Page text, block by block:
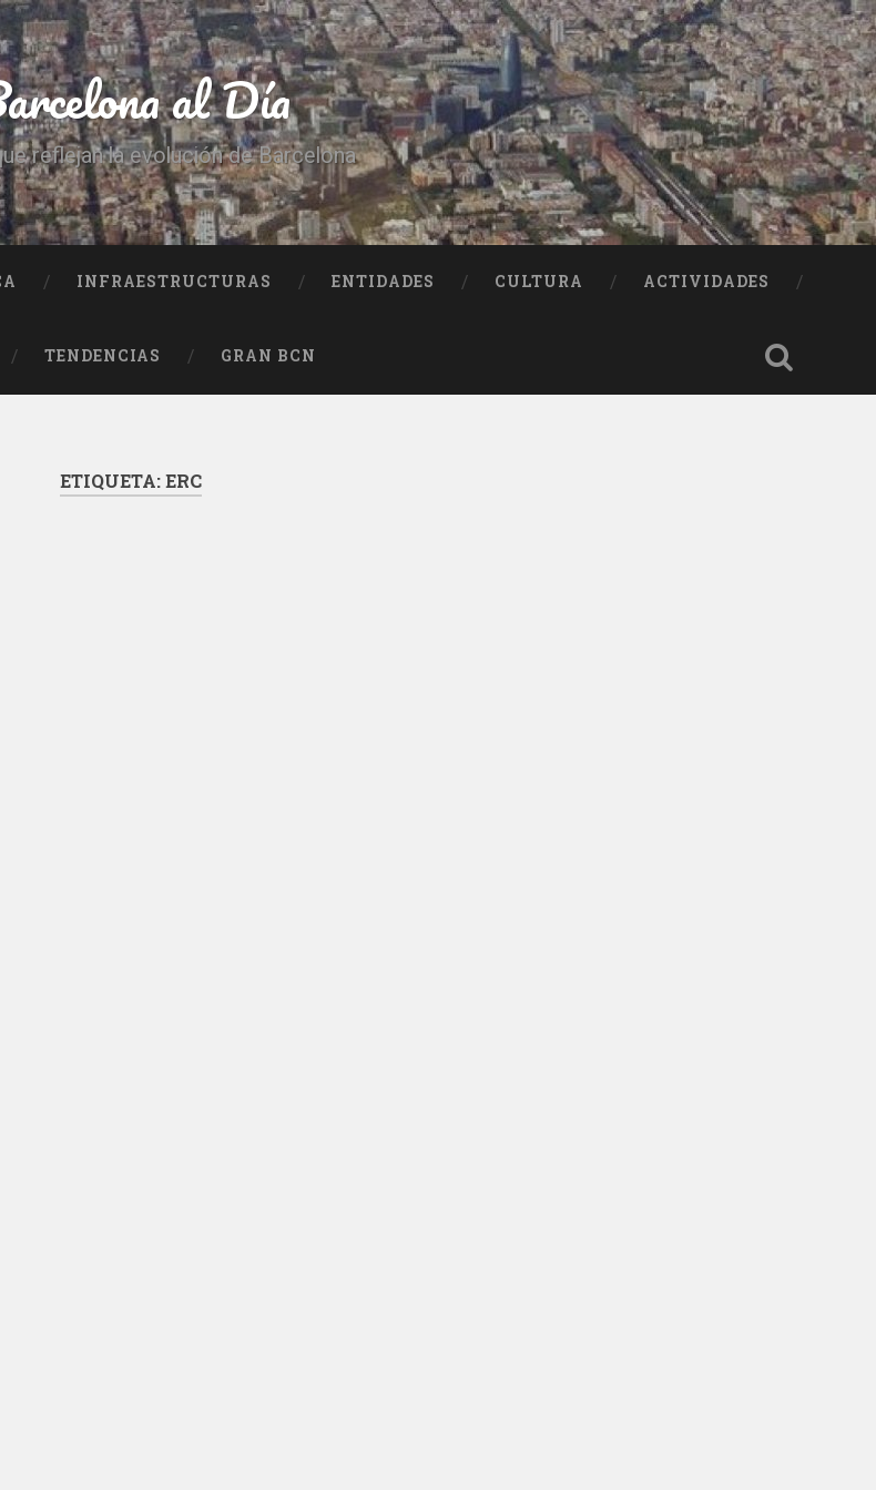
al Día
reflejan la evolución de Barcelona
INFRAESTRUCTURAS ENTIDADES CULTURA ACTIVIDADES
TENDENCIAS GRAN BCN
ETIQUETA:ERC